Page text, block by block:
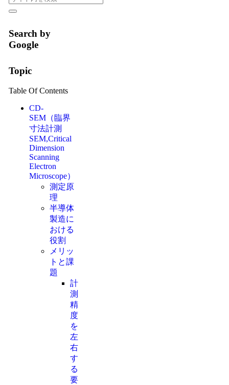
Search by
Google
Topic
Table Of Contents
CD-
SEM（臨界
寸法計測
SEM,Critical
Dimension
Scanning
Electron
Microscope）
測定原
理
半導体
製造に
おける
役割
メリッ
トと課
題
計
測
精
度
を
左
右
す
る
要